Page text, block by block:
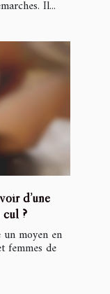
Il...
d’une
?
moyen en
femmes de